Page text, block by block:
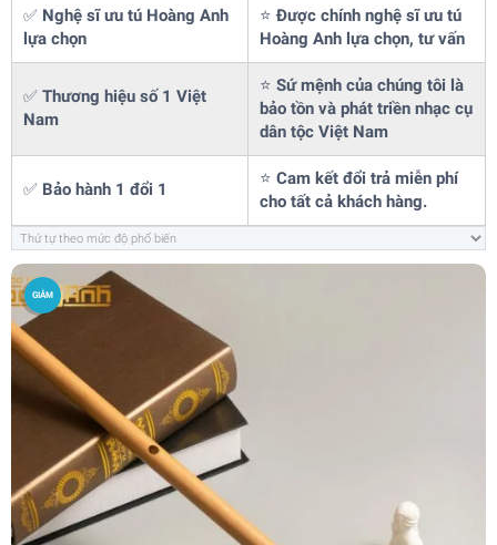
✅ Nghệ sĩ ưu tú Hoàng Anh
lựa chọn
⭐ Được chính nghệ sĩ ưu tú
Hoàng Anh lựa chọn, tư vấn
✅ Thương hiệu số 1 Việt
Nam
⭐ Sứ mệnh của chúng tôi là
bảo tồn và phát triền nhạc cụ
dân tộc Việt Nam
✅ Bảo hành 1 đổi 1
⭐ Cam kết đổi trả miễn phí
cho tất cả khách hàng.
GIẢM